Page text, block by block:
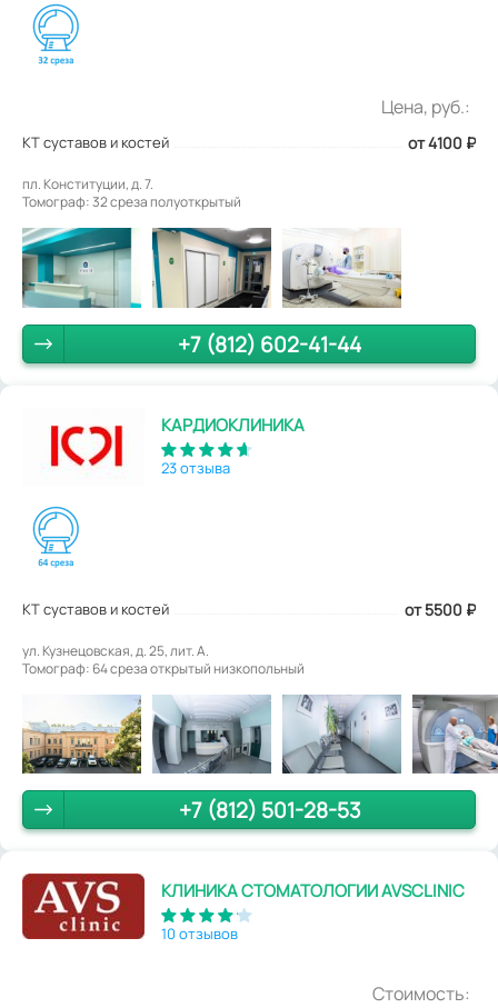
Цена, руб.:
КТ суставов и костей от 4100 ₽
пл. Конституции, д. 7.
Томограф: 32 среза полуоткрытый
+7 (812) 602-41-44
КАРДИОКЛИНИКА
23 отзыва
КТ суставов и костей от 5500 ₽
ул. Кузнецовская, д. 25, лит. А.
Томограф: 64 среза открытый низкопольный
+7 (812) 501-28-53
КЛИНИКА СТОМАТОЛОГИИ AVSCLINIC
10 отзывов
Стоимость: